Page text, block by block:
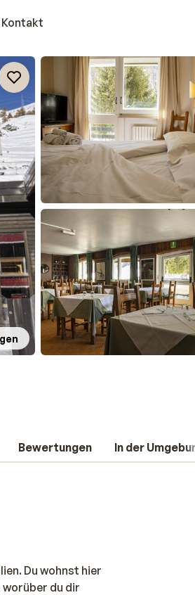
Kontakt
Bewertungen In der
Du wohnst hier
worüber du dir